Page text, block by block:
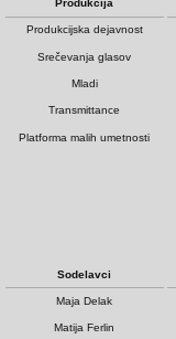
Produkcija
Produkcijska dejavnost
Srečevanja glasov
Mladi
Transmittance
Platforma malih umetnosti
Sodelavci
Maja Delak
Matija Ferlin